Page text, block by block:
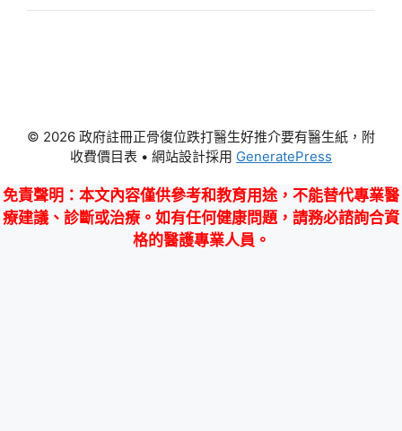
© 2026 政府註冊正骨復位跌打醫生好推介要有醫生紙，附
收費價目表 • 網站設計採用 GeneratePress
免責聲明 ：本文內容僅供參考和教育用途，不能替代專業醫
療建議、診斷或治療。如有任何健康問題，請務必諮詢合資
格的醫護專業人員。